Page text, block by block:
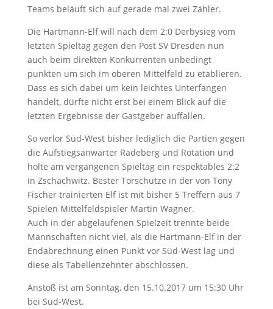
Teams beläuft sich auf gerade mal zwei Zähler.
Die Hartmann-Elf will nach dem 2:0 Derbysieg vom
letzten Spieltag gegen den Post SV Dresden nun
auch beim direkten Konkurrenten unbedingt
punkten um sich im oberen Mittelfeld zu etablieren.
Dass es sich dabei um kein leichtes Unterfangen
handelt, dürfte nicht erst bei einem Blick auf die
letzten Ergebnisse der Gastgeber auffallen.
So verlor Süd-West bisher lediglich die Partien gegen
die Aufstiegsanwärter Radeberg und Rotation und
holte am vergangenen Spieltag ein respektables 2:2
in Zschachwitz. Bester Torschütze in der von Tony
Fischer trainierten Elf ist mit bisher 5 Treffern aus 7
Spielen Mittelfeldspieler Martin Wagner.
Auch in der abgelaufenen Spielzeit trennte beide
Mannschaften nicht viel, als die Hartmann-Elf in der
Endabrechnung einen Punkt vor Süd-West lag und
diese als Tabellenzehnter abschlossen.
Anstoß ist am Sonntag, den 15.10.2017 um 15:30 Uhr
bei Süd-West.